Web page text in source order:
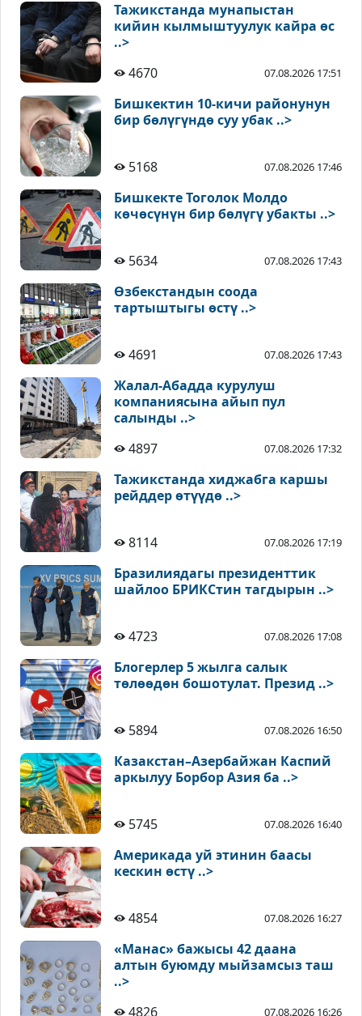
Тажикстанда мунапыстан
кийин кылмыштуулук кайра өс
..>
4670
07.08.2026 17:51
Бишкектин 10-кичи районунун
бир бөлүгүндө суу убак ..>
5168 07.08.2026 17:46
Бишкекте Тоголок Молдо
көчөсүнүн бир бөлүгү убакты ..>
5634 07.08.2026 17:43
Өзбекстандын соода
тартыштыгы өстү ..>
4691 07.08.2026 17:43
Жалал-Абадда курулуш
компаниясына айып пул
салынды ..>
4897
07.08.2026 17:32
Тажикстанда хиджабга каршы
рейддер өтүүдө ..>
8114 07.08.2026 17:19
Бразилиядагы президенттик
шайлоо БРИКСтин тагдырын ..>
4723 07.08.2026 17:08
Блогерлер 5 жылга салык
төлөөдөн бошотулат. Презид ..>
5894 07.08.2026 16:50
Казакстан–Азербайжан Каспий
аркылуу Борбор Азия ба ..>
5745 07.08.2026 16:40
Америкада уй этинин баасы
кескин өстү ..>
4854 07.08.2026 16:27
«Манас» бажысы 42 даана
алтын буюмду мыйзамсыз таш
..>
4826
07.08.2026 16:26